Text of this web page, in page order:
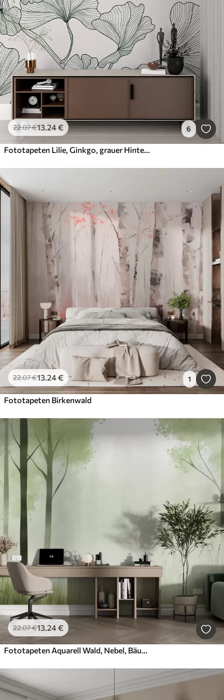
22.07€13.24€ 6
Fototapeten Lilie, Ginkgo, grauer Hintergrund
22.07€13.24€ 1
Fototapeten Birkenwald
22.07€13.24€
Fototapeten Aquarell Wald, Nebel, Bäume, Gras, natürliche Landschaft, grüne Farbe